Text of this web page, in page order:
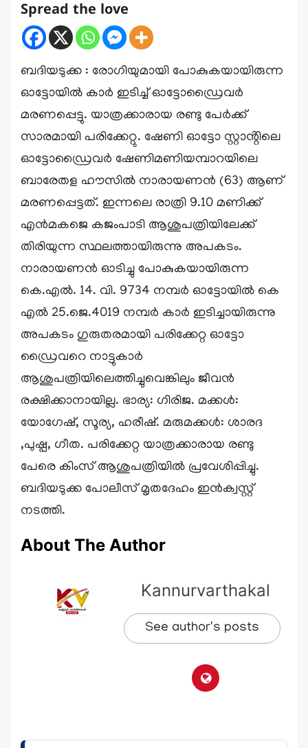
Spread the love
ബദിയടുക്ക : രോഗിയുമായി പോകുകയായിരുന്ന
ഓട്ടോയിൽ കാർ ഇടിച്ച് ഓട്ടോഡ്രൈവർ
മരണപ്പെട്ടു. യാത്രക്കാരായ രണ്ടു പേർക്ക്
സാരമായി പരിക്കേറ്റു. ഷേണി ഓട്ടോ സ്റ്റാൻ്റിലെ
ഓട്ടോഡ്രൈവർ ഷേണിമണിയമ്പാറയിലെ
ബാരേതള ഹൗസിൽ നാരായണൻ (63) ആണ്
മരണപ്പെട്ടത്. ഇന്നലെ രാത്രി 9.10 മണിക്ക്
എൻമകജെ കജംപാടി ആശുപത്രിയിലേക്ക്
തിരിയുന്ന സ്ഥലത്തായിരുന്നു അപകടം.
നാരായണൻ ഓടിച്ചു പോകുകയായിരുന്ന
കെ.എൽ. 14. വി. 9734 നമ്പർ ഓട്ടോയിൽ കെ
എൽ 25.ജെ.4019 നമ്പർ കാർ ഇടിച്ചായിരുന്നു
അപകടം ഗുരുതരമായി പരിക്കേറ്റ ഓട്ടോ
ഡ്രൈവറെ നാട്ടുകാർ
ആശുപത്രിയിലെത്തിച്ചുവെങ്കിലും ജീവൻ
രക്ഷിക്കാനായില്ല. ഭാര്യ: ഗിരിജ. മക്കൾ:
യോഗേഷ്, സൂര്യ, ഹരീഷ്. മരുമക്കൾ: ശാരദ
,പുഷ്പ, ഗീത. പരിക്കേറ്റ യാത്രക്കാരായ രണ്ടു
പേരെ കിംസ് ആശുപത്രിയിൽ പ്രവേശിപ്പിച്ചു.
ബദിയടുക്ക പോലീസ് മൃതദേഹം ഇൻക്വസ്റ്റ്
നടത്തി.
About The Author
Kannurvarthakal
See author's posts